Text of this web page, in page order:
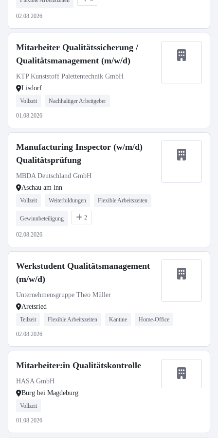
02.08.2026
Mitarbeiter Qualitätssicherung /
Qualitätsmanagement (m/w/d)
KTP Kunststoff Palettentechnik GmbH
Lisdorf
Vollzeit Nachhaltiger Arbeitgeber
01.08.2026
Manufacturing Inspector (w/m/d)
Qualitätsprüfung
MBDA Deutschland GmbH
Aschau am lnn
Vollzeit Weiterbildungen Flexible Arbeitszeiten
Gewinnbeteiligung 2
02.08.2026
Werkstudent Qualitätsmanagement
(m/w/d)
Unternehmensgruppe Theo Müller
Aretsried
Teilzeit Flexible Arbeitszeiten Kantine Home-Office
02.08.2026
Mitarbeiter:in Qualitätskontrolle
HASA GmbH
Burg bei Magdeburg
Vollzeit
01.08.2026